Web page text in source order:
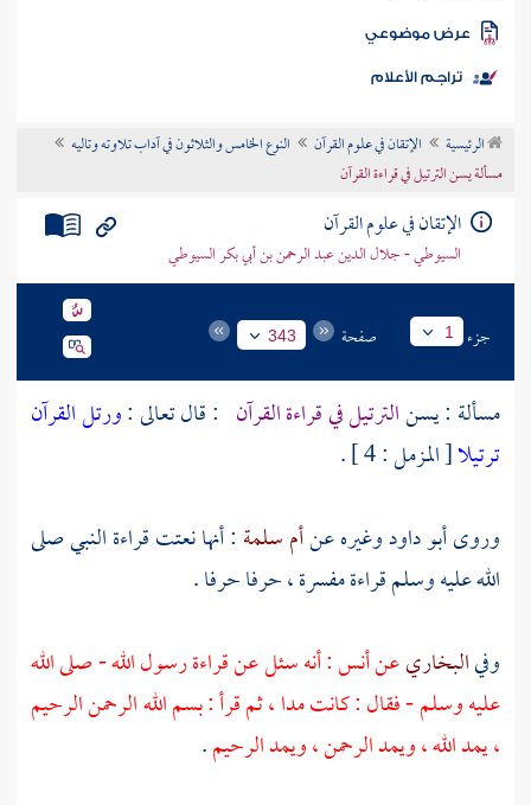
الكتب
موضوعي
تراجم الأعلام
الرئيسية الإتقان في علوم القرآن
النوع الخامس والثلاثون في آداب تلاوته وتاليه
مسألة يسن الترتيل في قراءة القرآن
الإتقان في علوم القرآن
السيوطي - جلال الدين عبد الرحمن بن أبي بكر السيوطي
جزء 1 صفحة 343
مسألة : يسنالترتيل في قراءة القرآن : قال تعالى :ورتل القرآن
ترتيلا[ المزمل : 4 ] .
وروىأبو داودوغيره عنأم سلمة : أنها نعتت قراءة النبي صلى
الله عليه وسلم قراءة مفسرة ، حرفا حرفا .
وفيالبخاريعنأنس: أنه سئل عن قراءة رسول الله - صلى الله
عليه وسلم - فقال : كانت مدا ، ثم قرأ : بسم الله الرحمن الرحيم
، يمد الله ، ويمد الرحمن ، ويمد الرحيم.